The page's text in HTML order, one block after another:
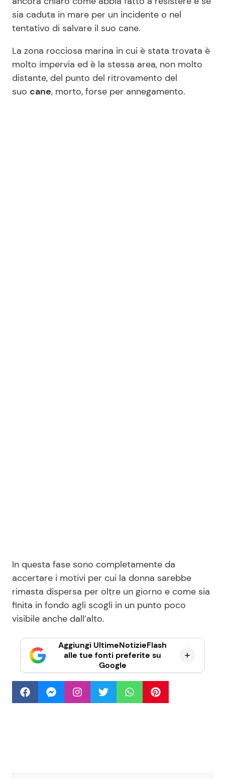
sia caduta in mare per un incidente o nel
tentativo di salvare il suo cane.
La zona rocciosa marina in cui è stata trovata è
molto impervia ed è la stessa area, non molto
distante, del punto del ritrovamento del
suo cane, morto, forse per annegamento.
In questa fase sono completamente da
accertare i motivi per cui la donna sarebbe
rimasta dispersa per oltre un giorno e come sia
finita in fondo agli scogli in un punto poco
visibile anche dall’alto.
Aggiungi UltimeNotizieFlash
alle tue fonti preferite su
Google